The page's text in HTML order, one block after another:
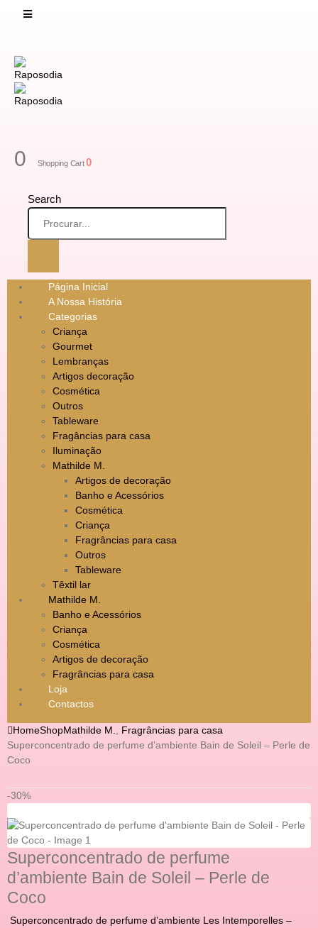
0 Shopping Cart0
Search
Página Inicial
A Nossa História
Categorias
Criança
Gourmet
Lembranças
Artigos decoração
Cosmética
Outros
Tableware
Fragâncias para casa
Iluminação
Mathilde M.
Artigos de decoração
Banho e Acessórios
Cosmética
Criança
Fragrâncias para casa
Outros
Tableware
Têxtil lar
Mathilde M.
Banho e Acessórios
Criança
Cosmética
Artigos de decoração
Fragrâncias para casa
Loja
Contactos
HomeShopMathilde M.
Fragrâncias para casa
Superconcentrado de perfume d’ambiente Bain de Soleil – Perle de
Coco
-30%
Superconcentrado de perfume
d’ambiente Bain de Soleil – Perle de
Coco
Superconcentrado de perfume d’ambiente Les Intemporelles –